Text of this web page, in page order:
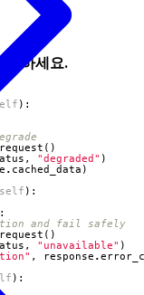
증하세요.
):
()
, "degraded" )
. cached_data )
self ):
and fail safely
()
, "unavailable" )
, response .
):